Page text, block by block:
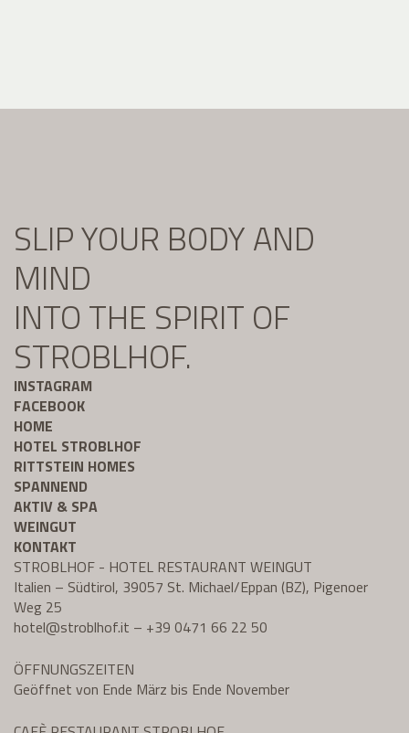
SLIP YOUR BODY AND
MIND
INTO THE SPIRIT OF
STROBLHOF.
INSTAGRAM
FACEBOOK
HOME
HOTEL STROBLHOF
RITTSTEIN HOMES
SPANNEND
AKTIV & SPA
WEINGUT
KONTAKT
STROBLHOF - HOTEL RESTAURANT WEINGUT
Italien – Südtirol, 39057 St. Michael/Eppan (BZ), Pigenoer
Weg 25
hotel@stroblhof.it – +39 0471 66 22 50
ÖFFNUNGSZEITEN
Geöffnet von Ende März bis Ende November